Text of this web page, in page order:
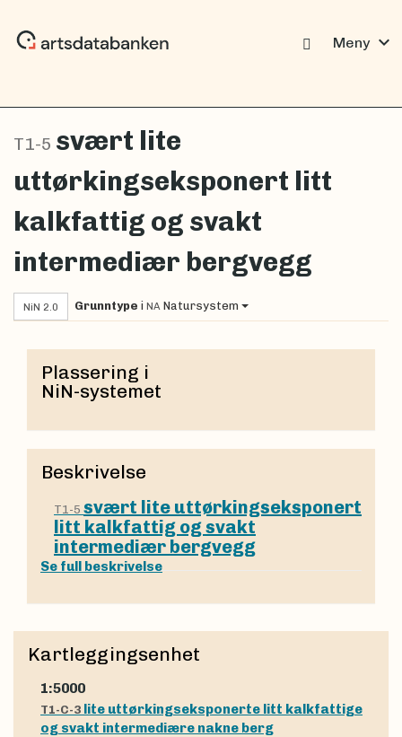
Meny expand_more
T1-5 svært lite
uttørkingseksponert litt
kalkfattig og svakt
intermediær bergvegg
NiN 2.0 Grunntype i NA Natursystem
Plassering i
NiN-systemet
Beskrivelse
T1-5 svært lite uttørkingseksponert
litt kalkfattig og svakt
intermediær bergvegg
Se full beskrivelse
Kartleggingsenhet
1:5000
T1-C-3 lite uttørkingseksponerte litt kalkfattige
og svakt intermediære nakne berg